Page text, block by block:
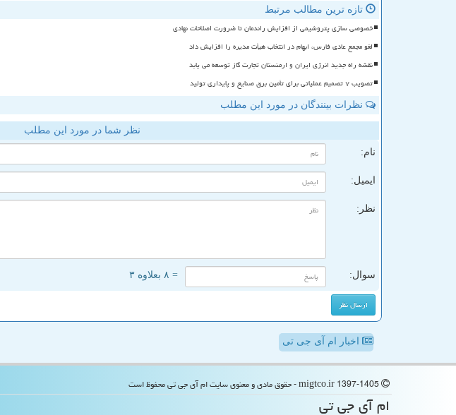
تازه ترین مطالب مرتبط
خصوصی سازی پتروشیمی از افزایش راندمان تا ضرورت اصلاحات نهادی
لغو مجمع عادی فارس، ابهام در انتخاب هیأت مدیره را افزایش داد
نقشه راه جدید انرژی ایران و ارمنستان تجارت گاز توسعه می یابد
تصویب ۷ تصمیم عملیاتی برای تأمین برق صنایع و پایداری تولید
نظرات بینندگان در مورد این مطلب
نظر شما در مورد این مطلب
نام:
ایمیل:
نظر:
سوال: = ۸ بعلاوه ۳
اخبار ام آی جی تی
ام آی جی تی